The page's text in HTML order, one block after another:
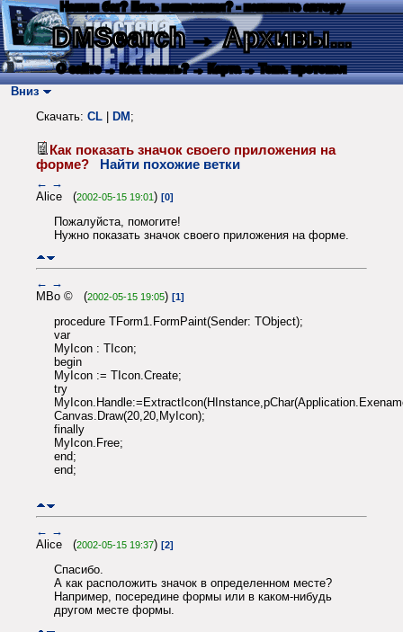
Нашли баг? Есть пожелания? - напишите автору
DMSearch→ Архивы...
О сайте → Как искать? → Карта → Текс. протокол
Вниз
Скачать: CL DM ;
Как показать значок своего приложения на
форме?
Найти похожие ветки
← →
Alice (2002-05-15 19:01) [0]
Пожалуйста, помогите!
Нужно показать значок своего приложения на форме.
← →
MBo © (2002-05-15 19:05) [1]
procedure TForm1.FormPaint(Sender: TObject);
var
MyIcon : TIcon;
begin
MyIcon := TIcon.Create;
try
Canvas.Draw(20,20,MyIcon);
finally
MyIcon.Free;
end;
end;
← →
Alice (2002-05-15 19:37) [2]
Спасибо.
А как расположить значок в определенном месте?
Например, посередине формы или в каком-нибудь
другом месте формы.